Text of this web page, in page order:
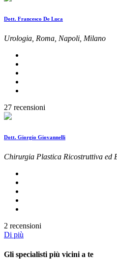
Dott. Francesco De Luca
Urologia, Roma, Napoli, Milano
27 recensioni
Dott. Giorgio Giovannelli
Chirurgia Plastica Ricostruttiva ed
2 recensioni
Di più
Gli specialisti più vicini a te